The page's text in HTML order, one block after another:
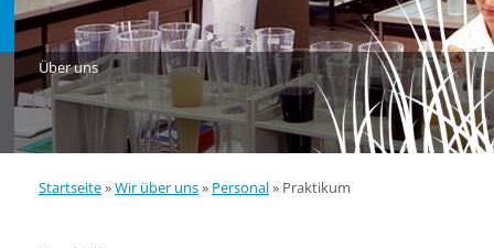
Über uns
Startseite»Wir über uns» Personal» Praktikum